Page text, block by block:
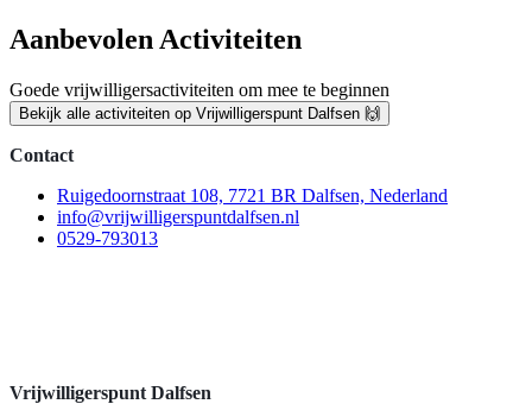
Aanbevolen Activiteiten
Goede vrijwilligersactiviteiten om mee te beginnen
Bekijk alle activiteiten op Vrijwilligerspunt Dalfsen 🙌
Contact
Ruigedoornstraat 108, 7721 BR Dalfsen, Nederland
info@vrijwilligerspuntdalfsen.nl
0529-793013
Vrijwilligerspunt Dalfsen